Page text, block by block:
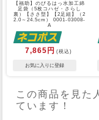
【福助】のびるはっ水加工綿
足袋（5枚コハゼ・さらし
裏）【ささ型】【2足組】（2
2.0～24.5cm） 0001-03008-
A
7,865円 (税込)
この商品を見た
ています！